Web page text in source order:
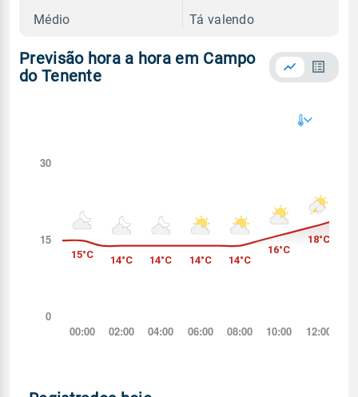
Médio Tá valendo
Previsão hora a hora em Campo
do Tenente